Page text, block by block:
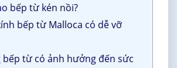
bếp từ kén nồi?
bếp từ Malloca có dễ vỡ
bếp từ có ảnh hưởng đến sức